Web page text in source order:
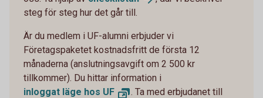
steg för steg hur det går till.
Är du medlem i UF-alumni erbjuder vi
Företagspaketet kostnadsfritt de första 12
månaderna (anslutningsavgift om 2 500 kr
tillkommer). Du hittar information i
inloggat läge hos UF
. Ta med erbjudanet till